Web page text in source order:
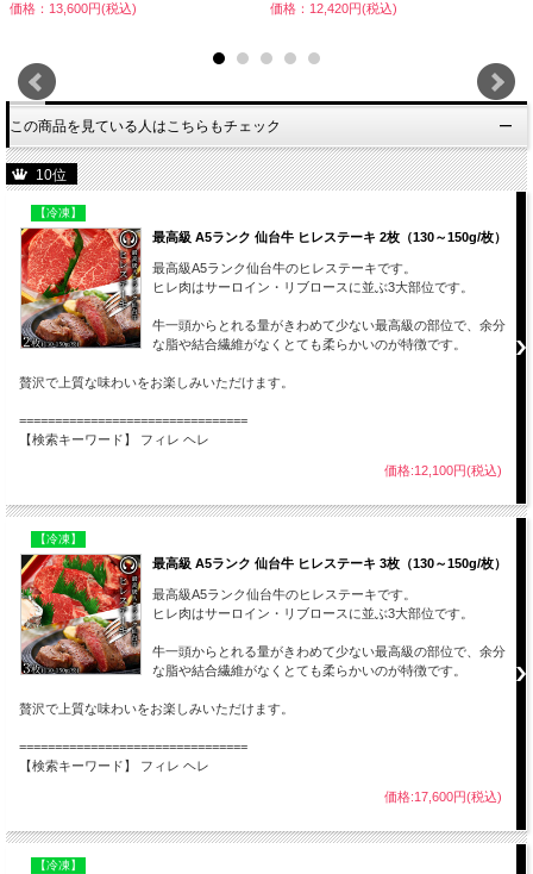
価格：13,600円(税込) 価格：12,420円(税込)
この商品を見ている人はこちらもチェック
10位
【冷凍】
最高級 A5ランク 仙台牛 ヒレステーキ 2枚（130～150g/枚）
最高級A5ランク仙台牛のヒレステーキです。
ヒレ肉はサーロイン・リブロースに並ぶ3大部位です。
牛一頭からとれる量がきわめて少ない最高級の部位で、余分
な脂や結合繊維がなくとても柔らかいのが特徴です。
贅沢で上質な味わいをお楽しみいただけます。
================================
【検索キーワード】 フィレ ヘレ
価格:12,100円(税込)
【冷凍】
最高級 A5ランク 仙台牛 ヒレステーキ 3枚（130～150g/枚）
最高級A5ランク仙台牛のヒレステーキです。
ヒレ肉はサーロイン・リブロースに並ぶ3大部位です。
牛一頭からとれる量がきわめて少ない最高級の部位で、余分
な脂や結合繊維がなくとても柔らかいのが特徴です。
贅沢で上質な味わいをお楽しみいただけます。
================================
【検索キーワード】 フィレ ヘレ
価格:17,600円(税込)
【冷凍】